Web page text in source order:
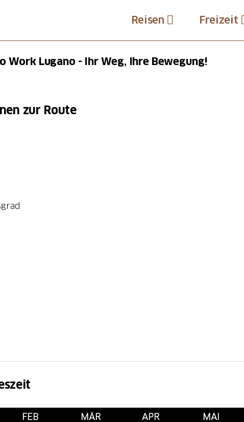
Reisen Freizeit
Work Lugano - Ihr Weg, Ihre Bewegung!
zur Route
FEB MÄR APR MAI